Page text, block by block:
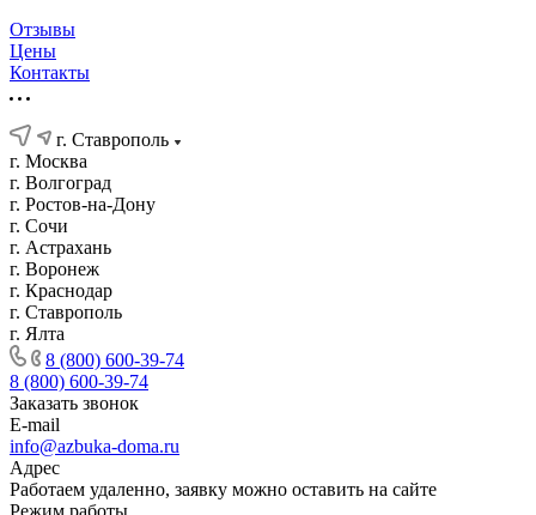
Отзывы
Цены
Контакты
г. Ставрополь
г. Москва
г. Волгоград
г. Ростов-на-Дону
г. Сочи
г. Астрахань
г. Воронеж
г. Краснодар
г. Ставрополь
г. Ялта
8 (800) 600-39-74
8 (800) 600-39-74
Заказать звонок
E-mail
info@azbuka-doma.ru
Адрес
Работаем удаленно, заявку можно оставить на сайте
Режим работы